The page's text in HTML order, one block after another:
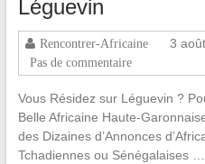
Léguevin
Rencontrer-Africaine 3
Pas de commentaire
Vous Résidez sur Léguevin ?
Belle Africaine Haute-
des Dizaines d’Annonces
Tchadiennes ou Sénégalaises